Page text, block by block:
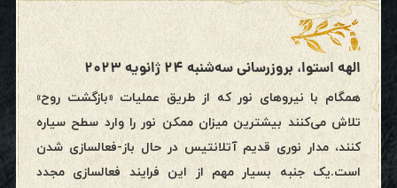
الهه استوا، بروزرسانی سه‌شنبه ۲۴ ژانویه ۲۰۲۳
همگام با نیروهای نور که از طریق عملیات «بازگشت روح»
تلاش می‌کنند بیشترین میزان ممکن نور را وارد سطح سیاره
کنند، مدار نوری قدیم آتلانتیس در حال باز-فعالسازی شدن
است.یک جنبه بسیار مهم از این فرایند فعالسازی مجدد